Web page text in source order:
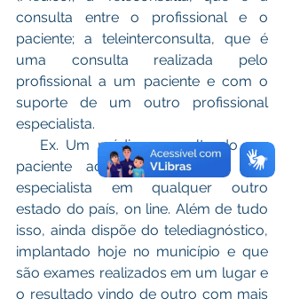
consulta entre o profissional e o
paciente; a teleinterconsulta, que é
uma consulta realizada pelo
profissional a um paciente e com o
suporte de um outro profissional
especialista.
paciente ao seu lado, com um
especialista em qualquer outro
estado do país, on line. Além de tudo
isso, ainda dispõe do telediagnóstico,
implantado hoje no município e que
são exames realizados em um lugar e
o resultado vindo de outro com mais